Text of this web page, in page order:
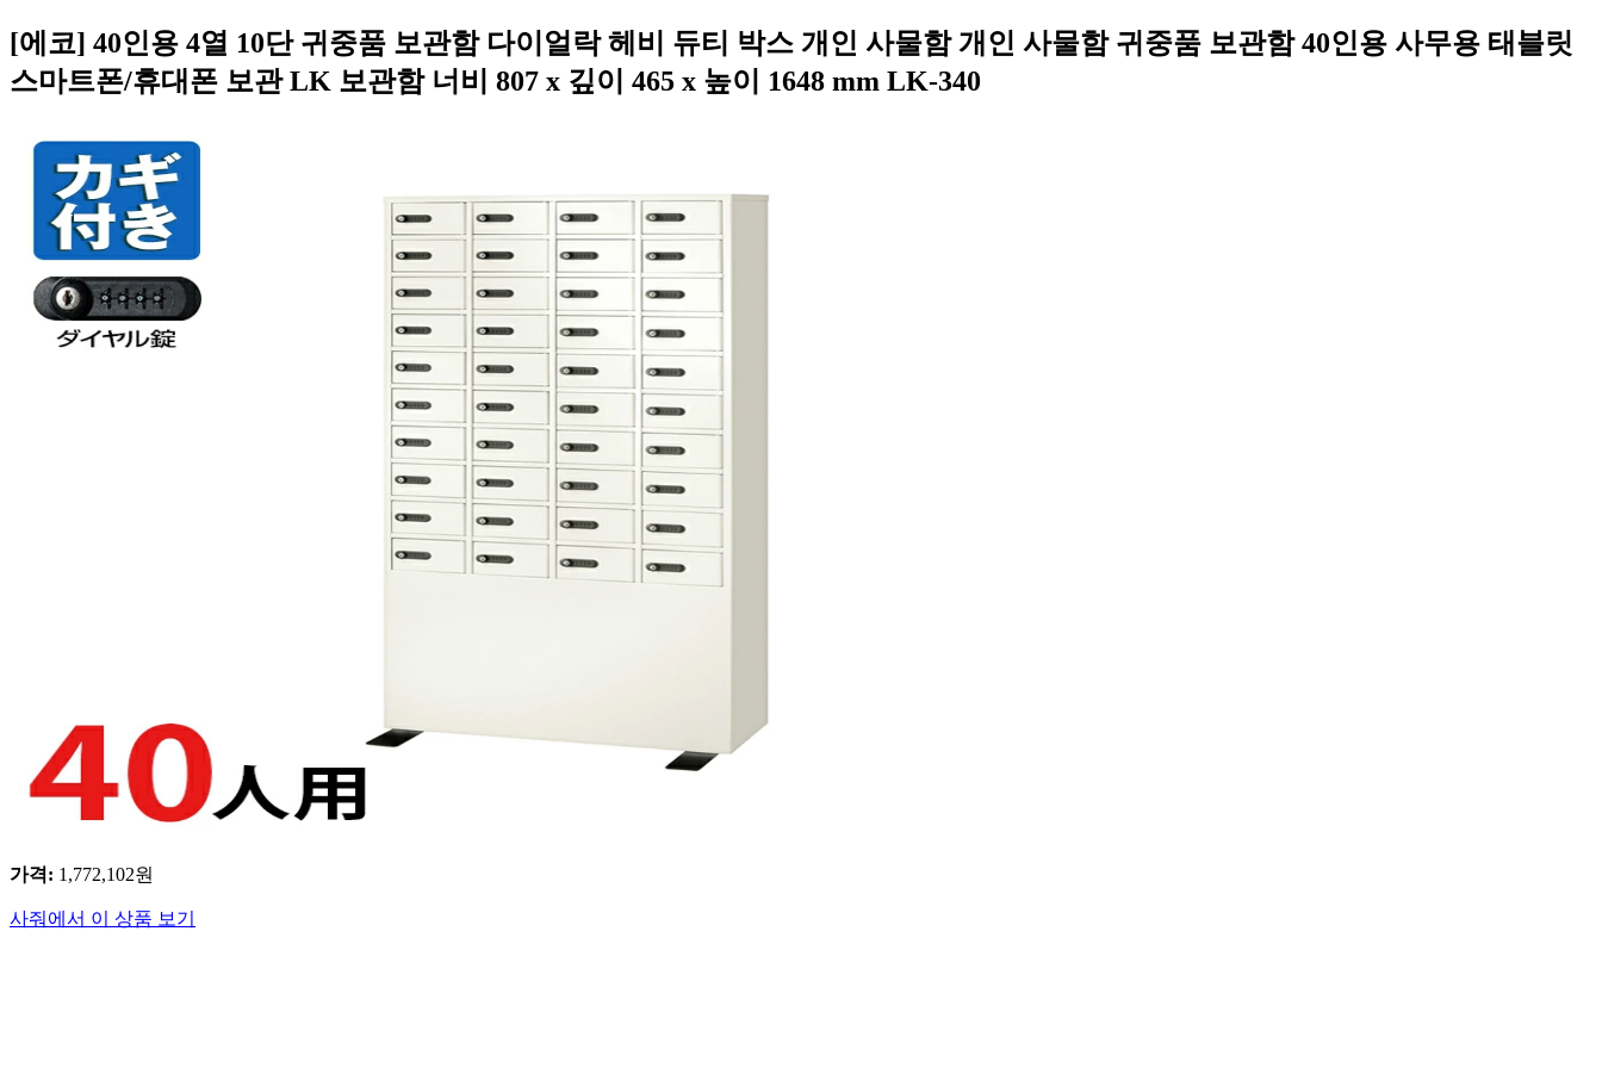
[에코] 40인용 4열 10단 귀중품 보관함 다이얼락 헤비 듀티 박스 개인 사물함 개인 사물함 귀중품 보관함 40인용 사무용 태블릿
스마트폰/휴대폰 보관 LK 보관함 너비 807 x 깊이 465 x 높이 1648 mm LK-340
가격: 1,772,102원
사줘에서 이 상품 보기